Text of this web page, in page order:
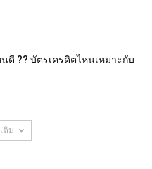
ดี ?? บัตรเครดิตไหนเหมาะกับ
ติม